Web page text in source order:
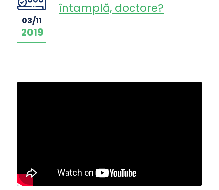
03/11
2019
întamplă, doctore?